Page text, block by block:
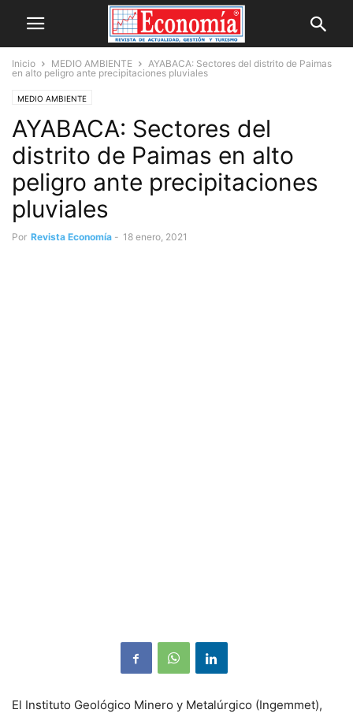
Inicio MEDIO AMBIENTE
AYABACA: Sectores del distrito de Paimas
en alto peligro ante precipitaciones pluviales
MEDIO AMBIENTE
AYABACA: Sectores del
distrito de Paimas en alto
peligro ante precipitaciones
pluviales
Por Revista Economía - 18 enero, 2021
El Instituto Geológico Minero y Metalúrgico (Ingemmet),